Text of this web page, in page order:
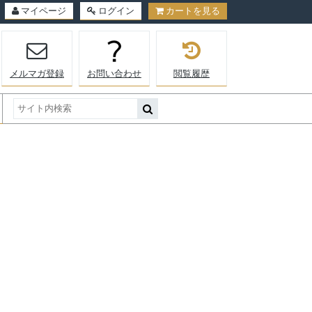
マイページ ログイン カートを見る
メルマガ登録 お問い合わせ 閲覧履歴